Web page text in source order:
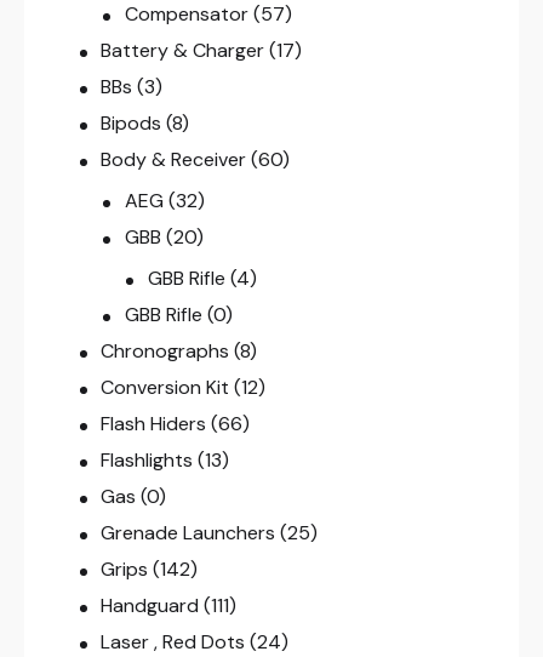
Compensator (57)
Battery & Charger (17)
BBs (3)
Bipods (8)
Body & Receiver (60)
AEG (32)
GBB (20)
GBB Rifle (4)
GBB Rifle (0)
Chronographs (8)
Conversion Kit (12)
Flash Hiders (66)
Flashlights (13)
Gas (0)
Grenade Launchers (25)
Grips (142)
Handguard (111)
Laser , Red Dots (24)